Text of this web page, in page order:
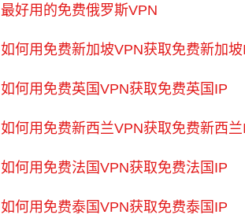
最好用的免费俄罗斯VPN
如何用免费新加坡VPN获取免费新加
如何用免费英国VPN获取免费英国IP
如何用免费新西兰VPN获取免费新西
如何用免费法国VPN获取免费法国IP
如何用免费泰国VPN获取免费泰国IP